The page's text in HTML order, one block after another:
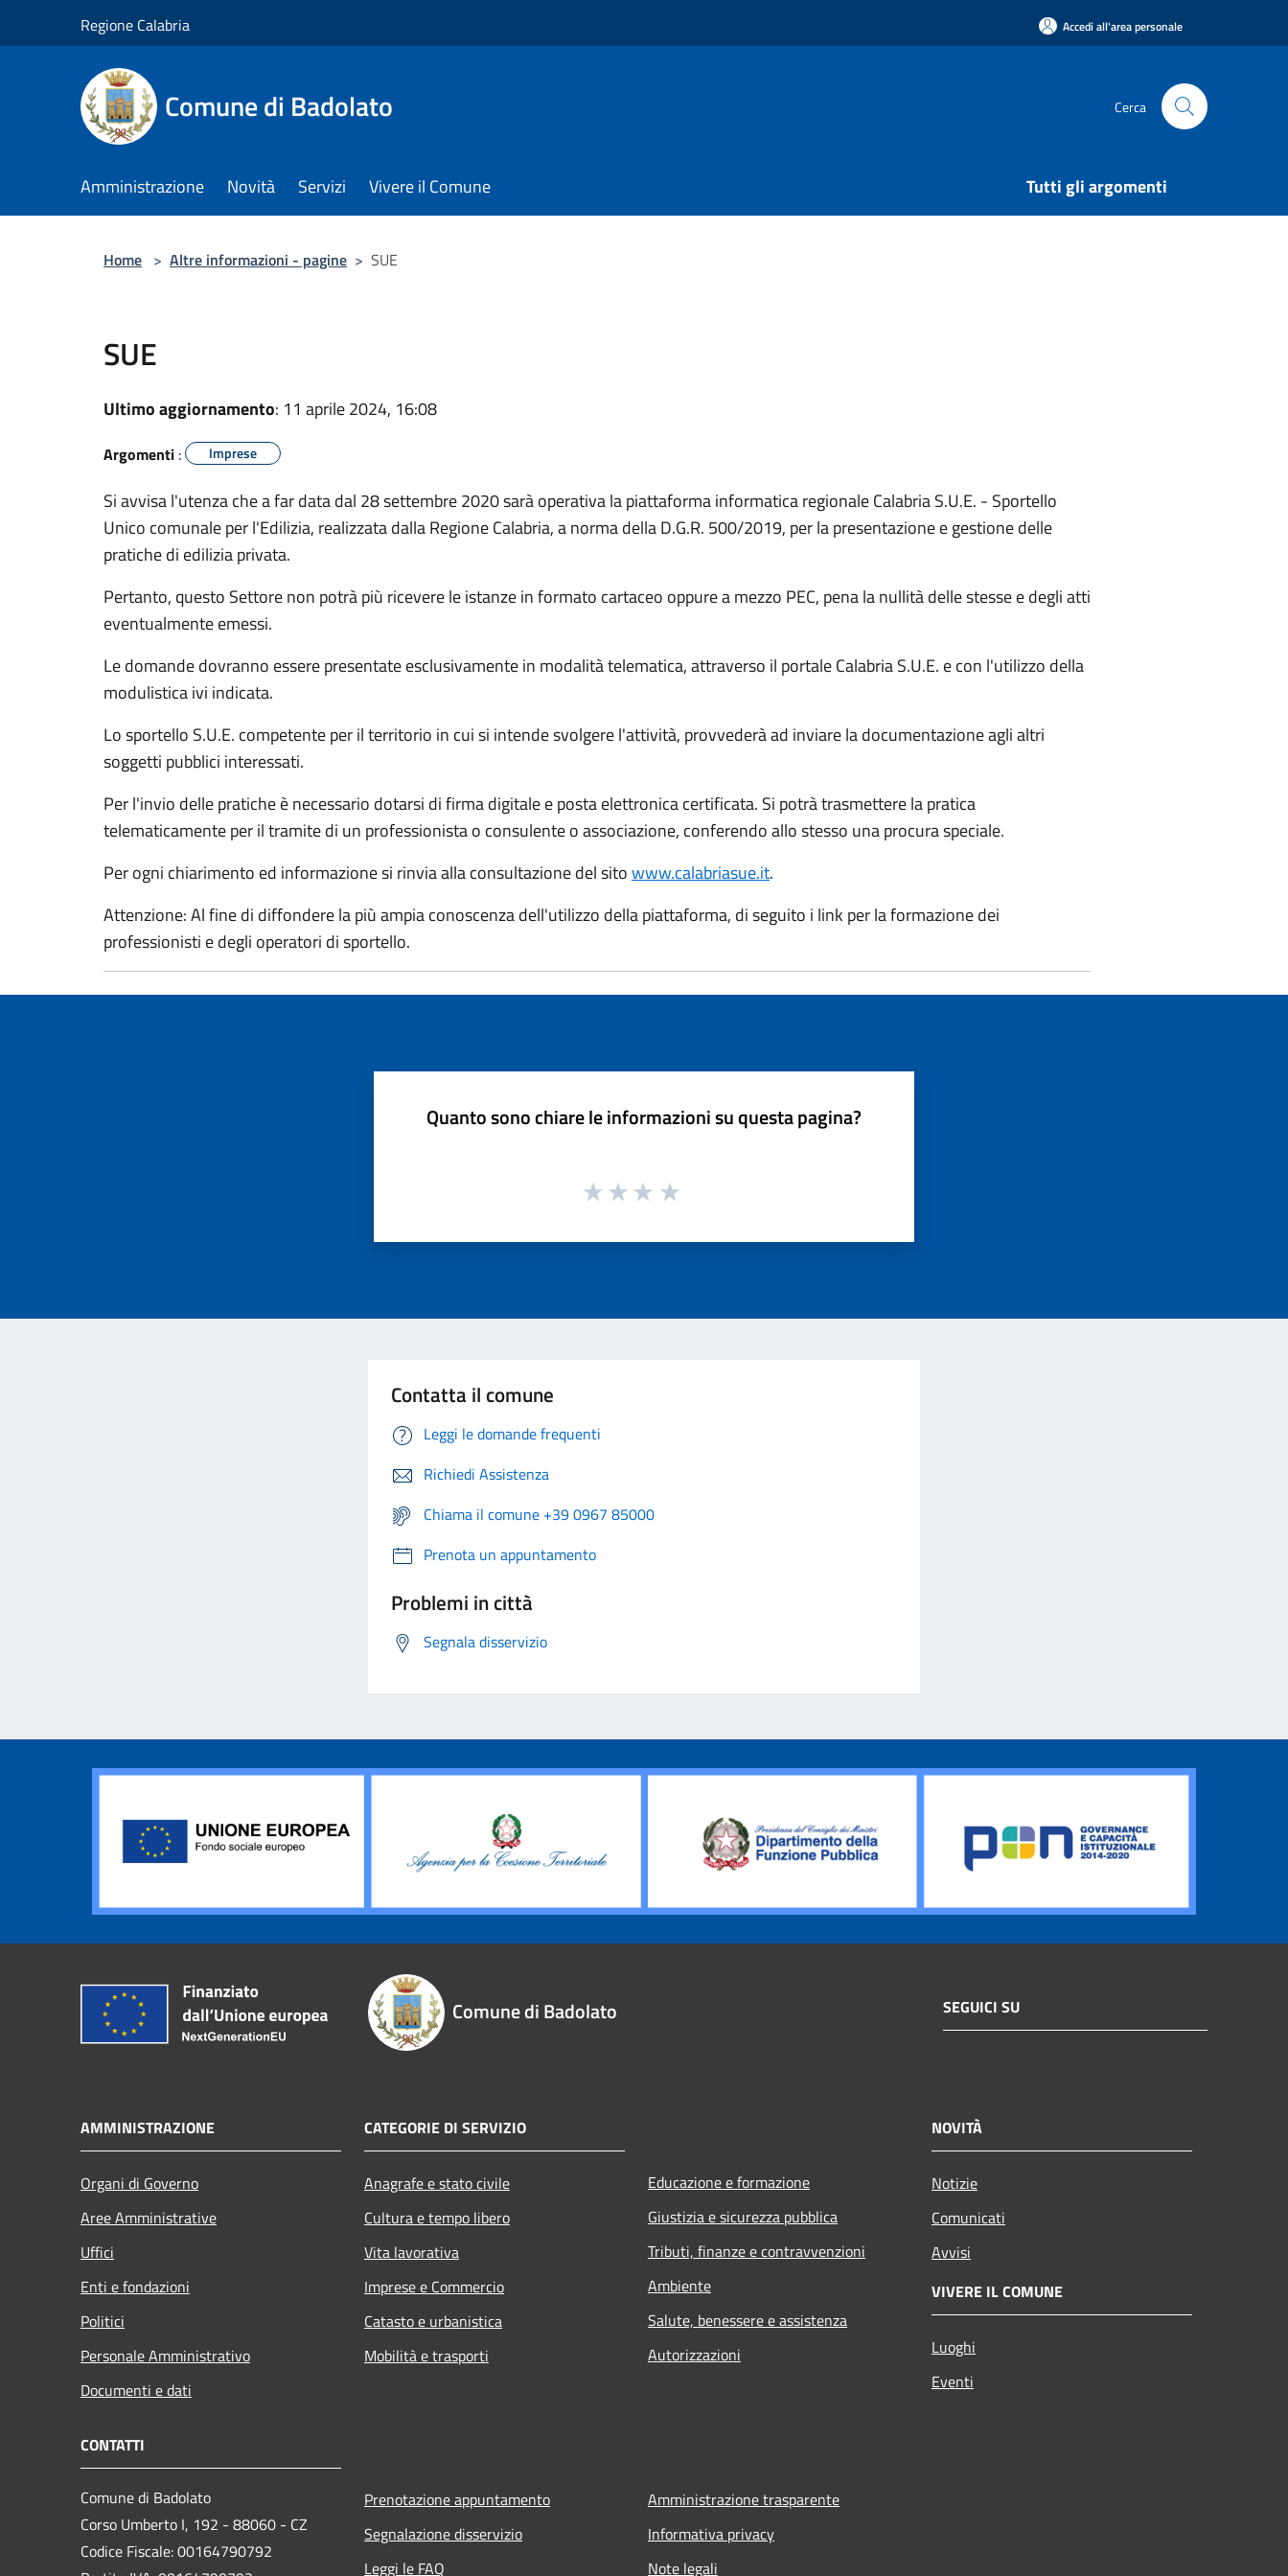
Regione Calabria Accedi all'area personale
Comune di Badolato Cerca
Amministrazione Novità Servizi Vivere il Comune Tutti gli argomenti
Home > Altre informazioni - pagine > SUE
SUE
Ultimo aggiornamento: 11 aprile 2024, 16:08
Argomenti : Imprese
Si avvisa l'utenza che a far data dal 28 settembre 2020 sarà operativa la piattaforma informatica regionale Calabria S.U.E. - Sportello
Unico comunale per l'Edilizia, realizzata dalla Regione Calabria, a norma della D.G.R. 500/2019, per la presentazione e gestione delle
pratiche di edilizia privata.
Pertanto, questo Settore non potrà più ricevere le istanze in formato cartaceo oppure a mezzo PEC, pena la nullità delle stesse e degli atti
eventualmente emessi.
Le domande dovranno essere presentate esclusivamente in modalità telematica, attraverso il portale Calabria S.U.E. e con l'utilizzo della
modulistica ivi indicata.
Lo sportello S.U.E. competente per il territorio in cui si intende svolgere l'attività, provvederà ad inviare la documentazione agli altri
soggetti pubblici interessati.
Per l'invio delle pratiche è necessario dotarsi di firma digitale e posta elettronica certificata. Si potrà trasmettere la pratica
telematicamente per il tramite di un professionista o consulente o associazione, conferendo allo stesso una procura speciale.
Per ogni chiarimento ed informazione si rinvia alla consultazione del sitowww.calabriasue.it.
Attenzione: Al fine di diffondere la più ampia conoscenza dell'utilizzo della piattaforma, di seguito i link per la formazione dei
professionisti e degli operatori di sportello.
Quanto sono chiare le informazioni su questa pagina?
Contatta il comune
Leggi le domande frequenti
Richiedi Assistenza
Chiama il comune +39 0967 85000
Prenota un appuntamento
Problemi in città
Segnala disservizio
Comune di Badolato SEGUICI SU
AMMINISTRAZIONE
Organi di Governo
Aree Amministrative
Uffici
Enti e fondazioni
Politici
Personale Amministrativo
Documenti e dati
CATEGORIE DI SERVIZIO
Anagrafe e stato civile
Cultura e tempo libero
Vita lavorativa
Imprese e Commercio
Catasto e urbanistica
Mobilità e trasporti
Educazione e formazione
Giustizia e sicurezza pubblica
Tributi, finanze e contravvenzioni
Ambiente
Salute, benessere e assistenza
Autorizzazioni
NOVITÀ
Notizie
Comunicati
Avvisi
VIVERE IL COMUNE
Luoghi
Eventi
CONTATTI
Comune di Badolato
Corso Umberto I, 192 - 88060 - CZ
Codice Fiscale: 00164790792
Prenotazione appuntamento
Segnalazione disservizio
Leggi le FAQ
Amministrazione trasparente
Informativa privacy
Note legali